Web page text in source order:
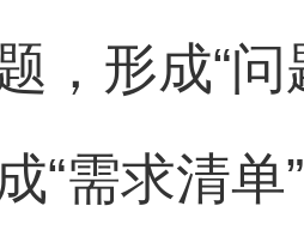
，形成“问
“需求清单